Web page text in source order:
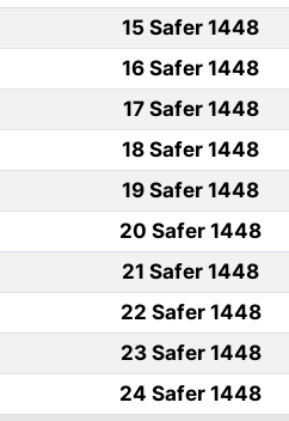
15 Safer 1448
16 Safer 1448
17 Safer 1448
18 Safer 1448
19 Safer 1448
20 Safer 1448
21 Safer 1448
22 Safer 1448
23 Safer 1448
24 Safer 1448